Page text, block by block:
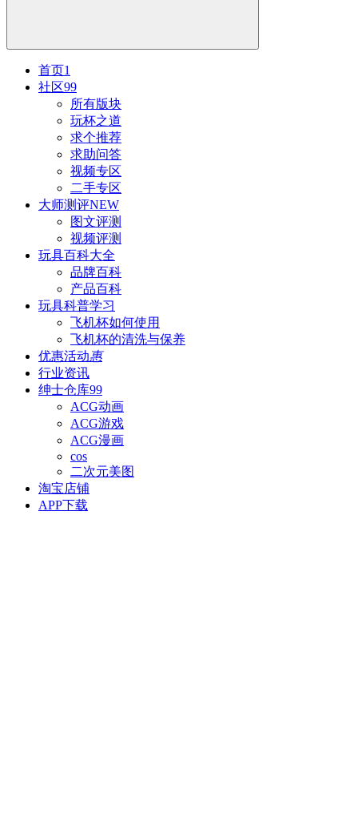
首页1
社区99
所有版块
玩杯之道
求个推荐
求助问答
视频专区
二手专区
大师测评NEW
图文评测
视频评测
玩具百科大全
品牌百科
产品百科
玩具科普学习
飞机杯如何使用
飞机杯的清洗与保养
优惠活动惠
行业资讯
绅士仓库99
ACG动画
ACG游戏
ACG漫画
cos
二次元美图
淘宝店铺
APP下载